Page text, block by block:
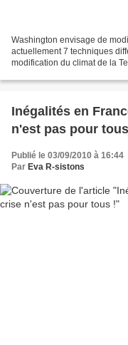
Washington envisage de
actuellement 7 techniques
modification du climat de la
Inégalités en
n'est pas pour
Publié le 03/09/2010 à 16:44
Par Eva R-sistons